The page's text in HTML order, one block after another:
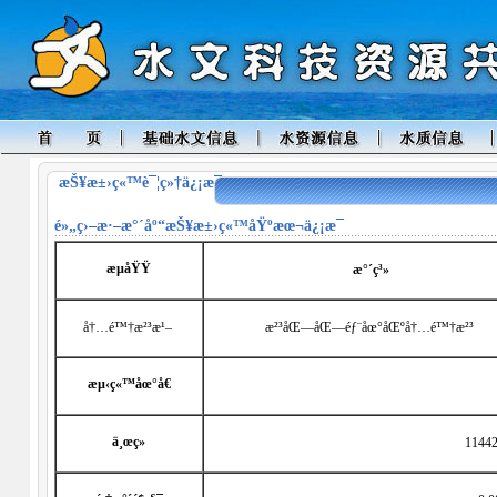
æŠ¥æ±›ç«™è¯¦ç»†ä¿¡æ¯
é»„ç›–æ·–æ°´åº“æŠ¥æ±›ç«™åŸºæœ¬ä¿¡æ¯
æµåŸŸ æ°´ç³»
å†…é™†æ²³æ¹– æ²³åŒ—åŒ—éƒ¨åœ°åŒºå†…é™†æ²³
æµ‹ç«™åœ°å€
ä¸œç»